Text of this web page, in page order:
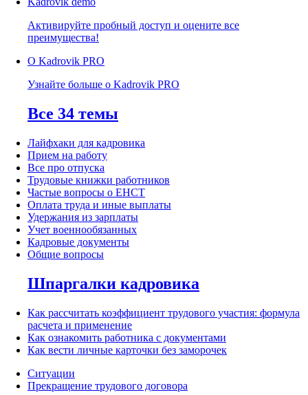
Активируйте пробный доступ и оцените все
преимущества!
О Kadrovik PRO
Узнайте больше о Kadrovik PRO
Все 34 темы
Лайфхаки для кадровика
Прием на работу
Все про отпуска
Трудовые книжки работников
Частые вопросы о ЕНСТ
Оплата труда и иные выплаты
Удержания из зарплаты
Учет военнообязанных
Кадровые документы
Общие вопросы
Шпаргалки кадровика
Как рассчитать коэффициент трудового участия: формула
расчета и применение
Как ознакомить работника с документами
Как вести личные карточки без заморочек
Ситуации
Прекращение трудового договора